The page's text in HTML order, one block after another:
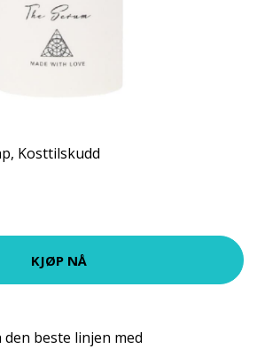
, Kosttilskudd
KJØP NÅ
beste linjen med